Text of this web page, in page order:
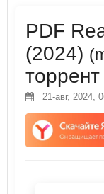
PDF
(2024)
торрент
21-авг, 2024,